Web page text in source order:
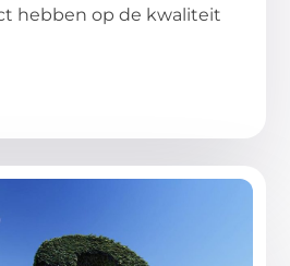
hebben op de kwaliteit